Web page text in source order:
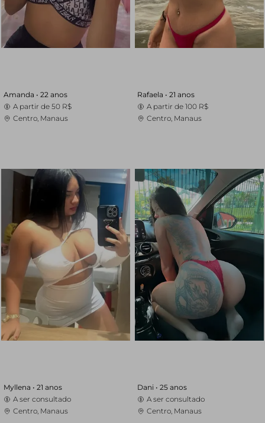
Amanda • 22 anos
A partir de 50 R$
Centro, Manaus
Rafaela • 21 anos
A partir de 100 R$
Centro, Manaus
Myllena • 21 anos
A ser consultado
Centro, Manaus
Dani • 25 anos
A ser consultado
Centro, Manaus